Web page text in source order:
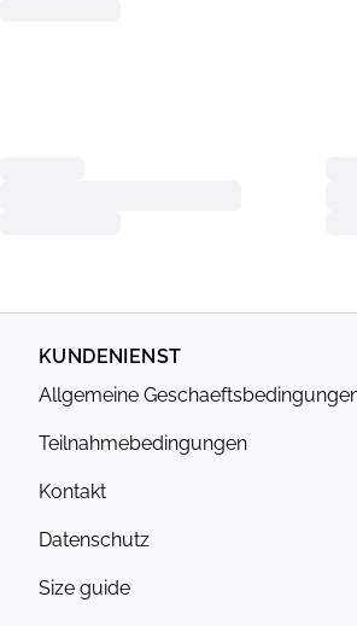
KUNDENIENST
Allgemeine
Teilnahmebedingungen
Kontakt
Datenschutz
Size guide